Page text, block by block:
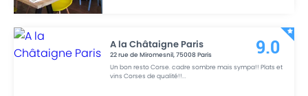
A la Châtaigne Paris
22 rue de Miromesnil,75008 Paris
Un bon resto Corse. cadre sombre mais sympa!! Plats et
vins Corses de qualité!!...
9.0